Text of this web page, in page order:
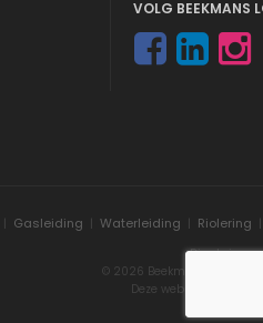
VOLG BEEKMANS
| Gasleiding | Waterleiding | Riolering
Disclaimer
© 2026 Beekmans
Deze website is